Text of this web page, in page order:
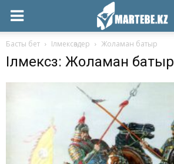
Басты бет Ілмексөздер Жоламан батыр
Ілмексөз: Жоламан батыр